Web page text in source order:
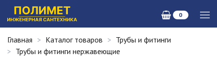
0
Главная Каталог товаров
Трубы и фитинги
Трубы и фитинги нержавеющие